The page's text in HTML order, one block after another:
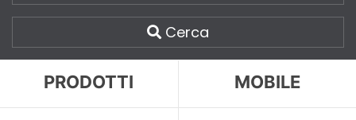
Cerca
PRODOTTI MOBILE